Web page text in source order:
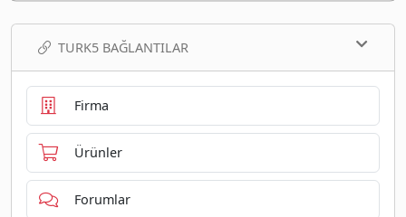
TURK5 BAĞLANTILAR
Firma
Ürünler
Forumlar